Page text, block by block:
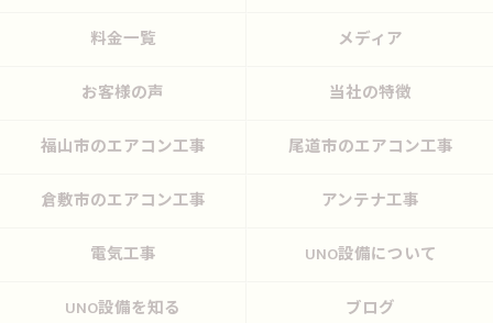
料金一覧 メディア
お客様の声 当社の特徴
福山市のエアコン工事 尾道市のエアコン工事
倉敷市のエアコン工事 アンテナ工事
電気工事 UNO設備について
UNO設備を知る ブログ